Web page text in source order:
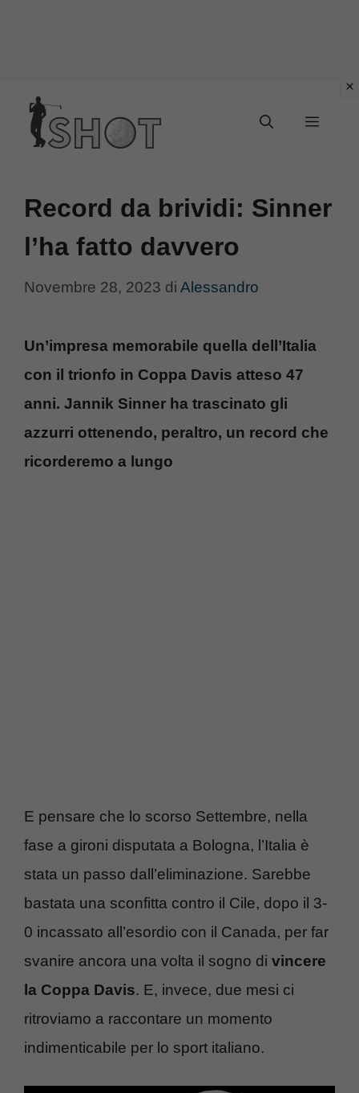
contenuto
Menu
Record da brividi: Sinner
l’ha fatto davvero
Novembre 28, 2023 di Alessandro
Un’impresa memorabile quella dell’Italia
con il trionfo in Coppa Davis atteso 47
anni. Jannik Sinner ha trascinato gli
azzurri ottenendo, peraltro, un record che
ricorderemo a lungo
E pensare che lo scorso Settembre, nella
fase a gironi disputata a Bologna, l’Italia è
stata un passo dall’eliminazione. Sarebbe
bastata una sconfitta contro il Cile, dopo il 3-
0 incassato all’esordio con il Canada, per far
svanire ancora una volta il sogno di vincere
la Coppa Davis. E, invece, due mesi ci
ritroviamo a raccontare un momento
indimenticabile per lo sport italiano.